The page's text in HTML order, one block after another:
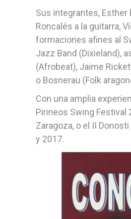
Sus integrantes, Esther
Roncalés a la guitarra,
formaciones afines al
Jazz Band (Dixieland),
(Afrobeat), Jaime
o Bosnerau (Folk
Con una amplia
Pirineos Swing Festival
Zaragoza, o el II
y 2017.